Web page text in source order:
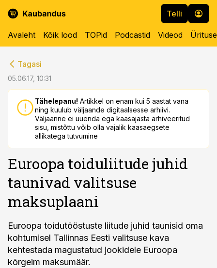
Telli
Avaleht Kõik lood TOPid Podcastid Videod
Tagasi
05.06.17, 10:31
Tähelepanu! Artikkel on enam kui 5 aastat vana
ning kuulub väljaande digitaalsesse arhiivi.
Väljaanne ei uuenda ega kaasajasta arhiveeritud
sisu, mistõttu võib olla vajalik kaasaegsete
allikatega tutvumine
Euroopa toiduliitude juhid
taunivad valitsuse
maksuplaani
Euroopa toidutööstuste liitude juhid taunisid oma
kohtumisel Tallinnas Eesti valitsuse kava
kehtestada magustatud jookidele Euroopa
kõrgeim maksumäär.